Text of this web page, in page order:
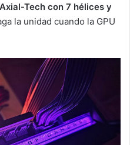
Axial-Tech con 7 hélices y
la unidad cuando la GPU